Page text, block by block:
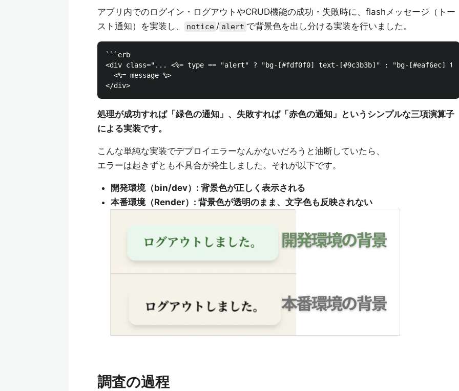
アプリ内でのログイン・ログアウトやCRUD機能の成功・失敗時に、flashメッセージ（トー
スト通知）を実装し、
notice / alert で背景色を出し分ける実装を行いました。
```erb
<div class="... <%= type == "alert" ? "bg-[#fdf0f0] text-[#9c3b3b]" : "bg-[#eaf6ec]
  <%= message %>
処理が成功すれば「緑色の通知」、失敗すれば「赤色の通知」というシンプルな三項演算子
による実装です。
こんな単純な実装でデプロイエラーなんかないだろうと油断していたら、
エラーは起きずとも不具合が発生しました。それが以下です。
開発環境（bin/dev）: 背景色が正しく表示される
本番環境（Render）: 背景色が透明のまま、文字色も反映されない
調査の過程